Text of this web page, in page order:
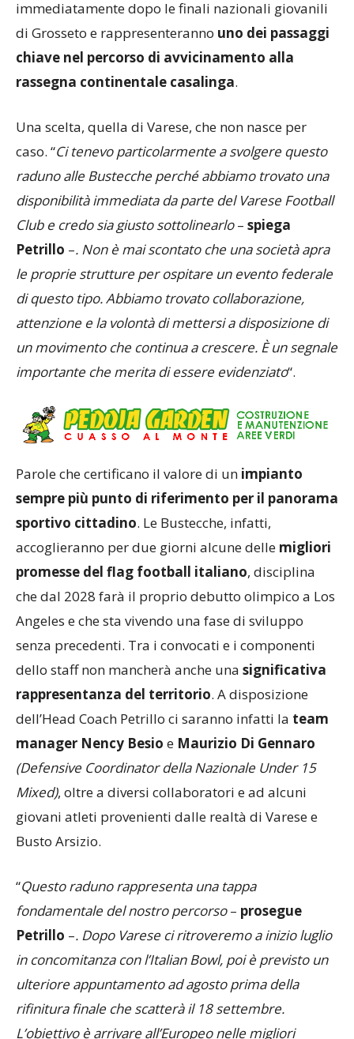
immediatamente dopo le finali nazionali giovanili
di Grosseto e rappresenteranno uno dei passaggi
chiave nel percorso di avvicinamento alla
rassegna continentale casalinga.
Una scelta, quella di Varese, che non nasce per
caso. “Ci tenevo particolarmente a svolgere questo
raduno alle Bustecche perché abbiamo trovato una
disponibilità immediata da parte del Varese Football
Club e credo sia giusto sottolinearlo– spiega
Petrillo –. Non è mai scontato che una società apra
le proprie strutture per ospitare un evento federale
di questo tipo. Abbiamo trovato collaborazione,
attenzione e la volontà di mettersi a disposizione di
un movimento che continua a crescere. È un segnale
importante che merita di essere evidenziato“.
Parole che certificano il valore di un impianto
sempre più punto di riferimento per il panorama
sportivo cittadino. Le Bustecche, infatti,
accoglieranno per due giorni alcune delle migliori
promesse del flag football italiano, disciplina
che dal 2028 farà il proprio debutto olimpico a Los
Angeles e che sta vivendo una fase di sviluppo
senza precedenti. Tra i convocati e i componenti
dello staff non mancherà anche una significativa
rappresentanza del territorio. A disposizione
dell’Head Coach Petrillo ci saranno infatti la team
manager Nency Besio e Maurizio Di Gennaro
(Defensive Coordinator della Nazionale Under 15
Mixed), oltre a diversi collaboratori e ad alcuni
giovani atleti provenienti dalle realtà di Varese e
Busto Arsizio.
“Questo raduno rappresenta una tappa
fondamentale del nostro percorso– prosegue
Petrillo –. Dopo Varese ci ritroveremo a inizio luglio
in concomitanza con l’Italian Bowl, poi è previsto un
ulteriore appuntamento ad agosto prima della
rifinitura finale che scatterà il 18 settembre.
L’obiettivo è arrivare all’Europeo nelle migliori